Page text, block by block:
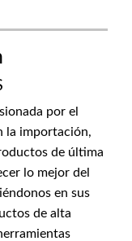
por el
la importación,
de última
lo mejor del
en sus
de alta